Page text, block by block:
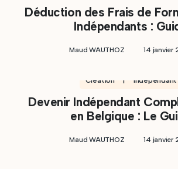
Déduction des Frais de
Indépendants :
Maud WAUTHOZ 14 janvier
Création | Indépendant
Devenir Indépendant
en Belgique : Le
Maud WAUTHOZ 14 janvier